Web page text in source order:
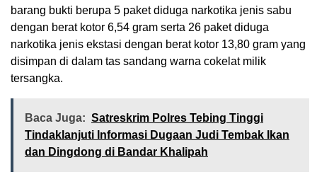
barang bukti berupa 5 paket diduga narkotika jenis sabu
dengan berat kotor 6,54 gram serta 26 paket diduga
narkotika jenis ekstasi dengan berat kotor 13,80 gram yang
disimpan di dalam tas sandang warna cokelat milik
tersangka.
Baca Juga: Satreskrim Polres Tebing Tinggi
Tindaklanjuti Informasi Dugaan Judi Tembak Ikan
dan Dingdong di Bandar Khalipah